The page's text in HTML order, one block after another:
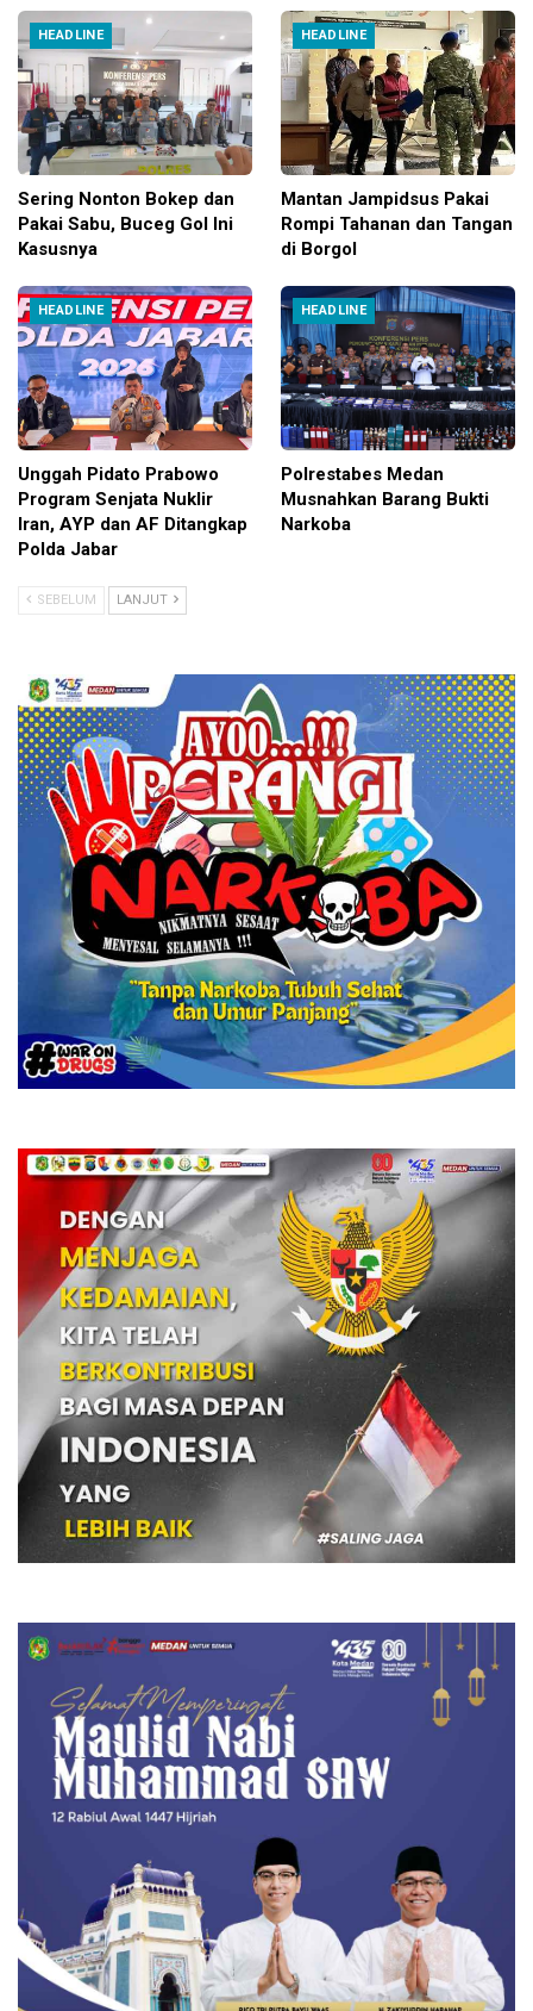
HEADLINE
Sering Nonton Bokep dan
Pakai Sabu, Buceg Gol Ini
Kasusnya
HEADLINE
Mantan Jampidsus Pakai
Rompi Tahanan dan Tangan
di Borgol
HEADLINE
Unggah Pidato Prabowo
Program Senjata Nuklir
Iran, AYP dan AF Ditangkap
Polda Jabar
HEADLINE
Polrestabes Medan
Musnahkan Barang Bukti
Narkoba
SEBELUM LANJUT